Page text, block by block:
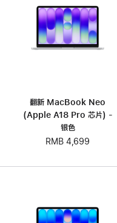
翻新 MacBook Neo
(Apple A18 Pro 芯片) -
银色
RMB 4,699